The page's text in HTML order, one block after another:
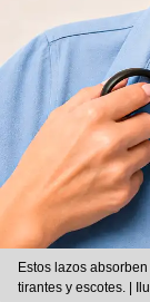
Estos lazos
tirantes y escotes. |